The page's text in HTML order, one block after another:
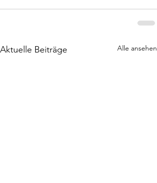
Aktuelle Beiträge Alle ansehen